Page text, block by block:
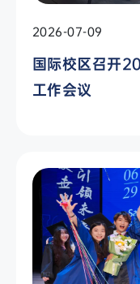
2026-07-09
国际校区召开
工作会议